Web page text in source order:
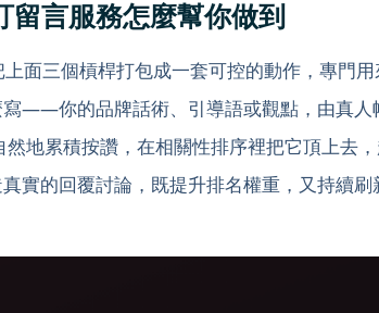
留言服務怎麼幫你做到
上面三個槓桿打包成一套可控的動作，專門
——你的品牌話術、引導語或觀點，由真人
地累積按讚，在相關性排序裡把它頂上去，
實的回覆討論，既提升排名權重，又持續